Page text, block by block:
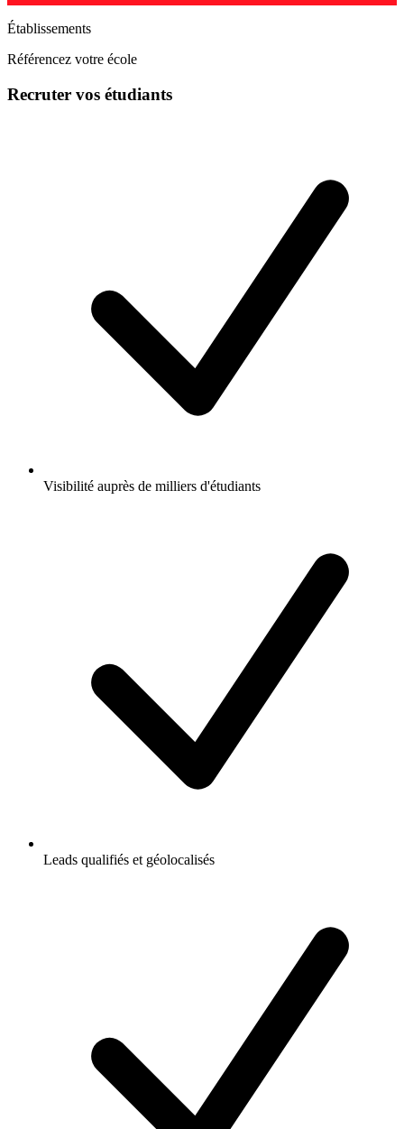
Établissements
Référencez votre école
Recruter vos étudiants
Visibilité auprès de milliers d'étudiants
Leads qualifiés et géolocalisés